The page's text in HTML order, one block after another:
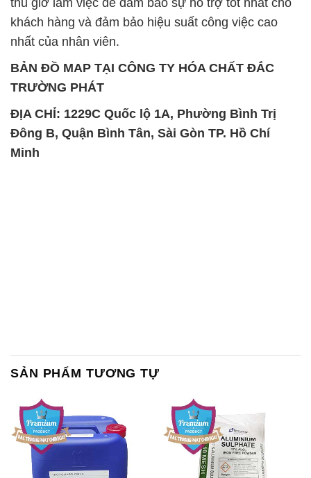
thủ giờ làm việc để đảm bảo sự hỗ trợ tốt nhất cho
khách hàng và đảm bảo hiệu suất công việc cao
nhất của nhân viên.
BẢN ĐỒ MAP TẠI CÔNG TY HÓA CHẤT ĐẮC
TRƯỜNG PHÁT
ĐỊA CHỈ: 1229C Quốc lộ 1A, Phường Bình Trị
Đông B, Quận Bình Tân, Sài Gòn TP. Hồ Chí
Minh
SẢN PHẨM TƯƠNG TỰ